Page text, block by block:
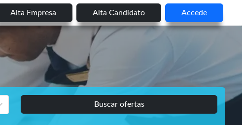
Alta Empresa Alta Candidato Accede
Buscar ofertas